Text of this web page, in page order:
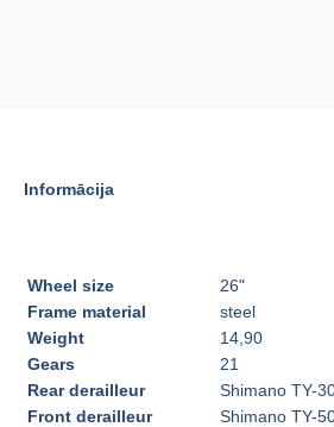
Informācija
Wheel size
26"
Frame material
steel
Weight
14,90
Gears
21
Rear derailleur
Shimano TY-
Front derailleur
Shimano TY-